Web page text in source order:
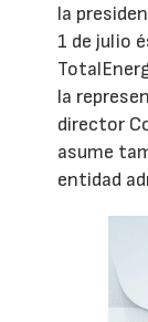
la
1 de julio
la
director
asume
entidad